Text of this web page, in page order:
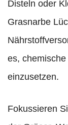
Disteln oder
Grasnarbe
es,
einzusetzen.
Fokussieren